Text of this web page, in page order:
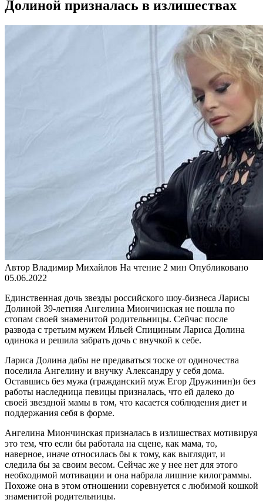
Долиной призналась в излишествах
Автор Владимир Михайлов На чтение 2 мин Опубликовано
05.06.2022
Единственная дочь звезды российского шоу-бизнеса Ларисы
Долиной 39-летняя Ангелина Миончинская не пошла по
стопам своей знаменитой родительницы. Сейчас после
развода с третьим мужем Ильей Спициным Лариса Долина
одинока и решила забрать дочь с внучкой к себе.
Лариса Долина дабы не предаваться тоске от одиночества
поселила Ангелину и внучку Александру у себя дома.
Оставшись без мужа (гражданский муж Егор Дружинин)и без
работы наследница певицы призналась, что ей далеко до
своей звездной мамы в том, что касается соблюдения диет и
поддержания себя в форме.
Ангелина Миончинская призналась в излишествах мотивируя
это тем, что если бы работала на сцене, как мама, то,
наверное, иначе относилась бы к тому, как выглядит, и
следила бы за своим весом. Сейчас же у нее нет для этого
необходимой мотивации и она набрала лишние килограммы.
Похоже она в этом отношении соревнуется с любимой кошкой
знаменитой родительницы.